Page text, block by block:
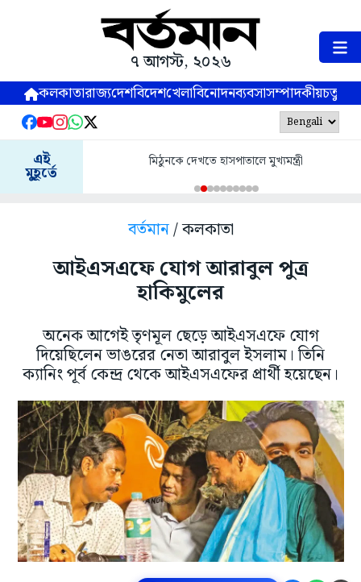
৭ আগস্ট, ২০২৬
কলকাতারাজ্যদেশবিদেশখেলাবিনোদনব্যবসাসম্পাদকীয়
এই
মুহূর্তে
মিঠুনকে দেখতে হাসপাতালে মুখ্যমন্ত্রী
বর্তমান/ কলকাতা
আইএসএফে যোগ আরাবুল পুত্র
হাকিমুলের
অনেক আগেই তৃণমূল ছেড়ে আইএসএফে যোগ
দিয়েছিলেন ভাঙরের নেতা আরাবুল ইসলাম। তিনি
ক্যানিং পূর্ব কেন্দ্র থেকে আইএসএফের প্রার্থী হয়েছেন।